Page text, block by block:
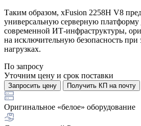
Таким образом, xFusion 2258H V8
универсальную серверную платформу
современной ИТ-инфраструктуры,
на исключительную безопасность при
нагрузках.
По запросу
Уточним цену и срок поставки
Запросить цену Получить КП на почту
Оригинальное «белое» оборудование